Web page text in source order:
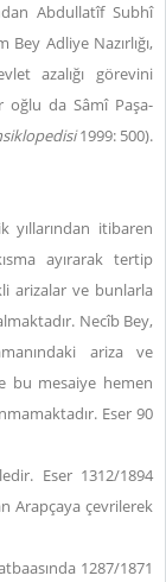
Abdullatîf Subhî
Adliye Nazırlığı,
azalığı görevini
oğlu da Sâmî Paşa-
1999: 500).
yıllarından itibaren
ayırarak tertip
arizalar ve bunlarla
Necîb Bey,
ariza ve
bu mesaiye hemen
Eser 90
Eser 1312/1894
Arapçaya çevrilerek
1287/1871